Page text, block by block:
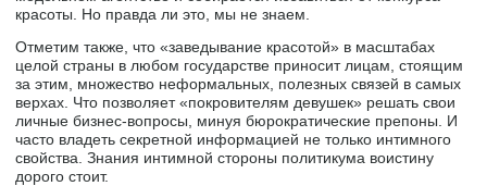
красоты. Но правда ли это, мы не знаем.
Отметим также, что «заведывание красотой» в масштабах
целой страны в любом государстве приносит лицам, стоящим
за этим, множество неформальных, полезных связей в самых
верхах. Что позволяет «покровителям девушек» решать свои
личные бизнес-вопросы, минуя бюрократические препоны. И
часто владеть секретной информацией не только интимного
свойства. Знания интимной стороны политикума воистину
дорого стоит.